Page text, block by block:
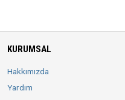
KURUMSAL
Hakkımızda
Yardım